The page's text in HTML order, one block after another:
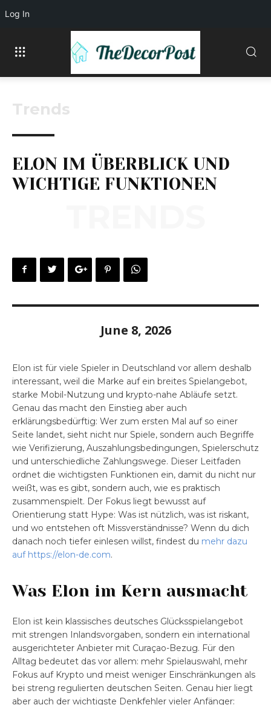
Trends
ELON IM ÜBERBLICK UND
WICHTIGE FUNKTIONEN
June 8, 2026
Elon ist für viele Spieler in Deutschland vor allem deshalb
interessant, weil die Marke auf ein breites Spielangebot,
starke Mobil-Nutzung und krypto-nahe Abläufe setzt.
Genau das macht den Einstieg aber auch
erklärungsbedürftig: Wer zum ersten Mal auf so einer
Seite landet, sieht nicht nur Spiele, sondern auch Begriffe
wie Verifizierung, Auszahlungsbedingungen, Spielerschutz
und unterschiedliche Zahlungswege. Dieser Leitfaden
ordnet die wichtigsten Funktionen ein, damit du nicht nur
weißt, was es gibt, sondern auch, wie es praktisch
zusammenspielt. Der Fokus liegt bewusst auf
Orientierung statt Hype: Was ist nützlich, was ist riskant,
und wo entstehen oft Missverständnisse? Wenn du dich
danach noch tiefer einlesen willst, findest du mehr dazu
auf https://elon-de.com.
Was Elon im Kern ausmacht
Elon ist kein klassisches deutsches Glücksspielangebot
mit strengen Inlandsvorgaben, sondern ein international
ausgerichteter Anbieter mit Curaçao-Bezug. Für den
Alltag bedeutet das vor allem: mehr Spielauswahl, mehr
Fokus auf Krypto und meist weniger Einschränkungen als
bei streng regulierten deutschen Seiten. Genau hier liegt
aber auch der wichtigste Denkfehler vieler Anfänger:
Log In